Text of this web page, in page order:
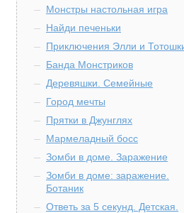
Монстры настольная игра
Найди печеньки
Приключения Элли и
Банда Монстриков
Деревяшки. Семейные
Город мечты
Прятки в Джунглях
Мармеладный босс
Зомби в доме. Заражение
Зомби в доме: заражение.
Ботаник
Ответь за 5 секунд. Детская.